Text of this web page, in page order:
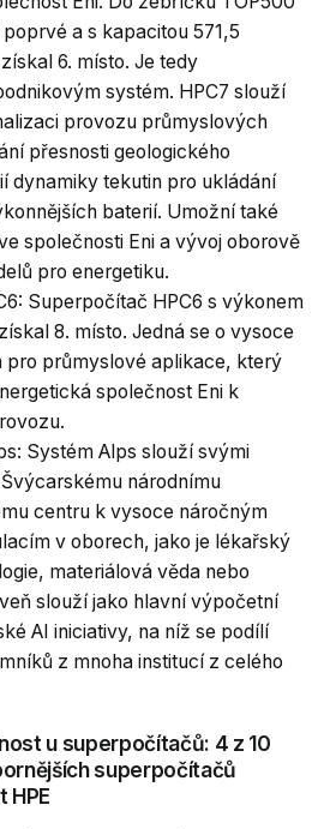
a s kapacitou 571,5
6. místo. Je tedy
systém. HPC7 slouží
provozu průmyslových
přesnosti geologického
dynamiky tekutin pro ukládání
baterií. Umožní také
společnosti Eni a vývoj oborově
pro energetiku.
Superpočítač HPC6 s výkonem
8. místo. Jedná se o vysoce
pro průmyslové aplikace, který
společnost Eni k
Systém Alps slouží svými
národnímu
centru k vysoce náročným
v oborech, jako je lékařský
materiálová věda nebo
slouží jako hlavní výpočetní
AI iniciativy, na níž se podílí
z mnoha institucí z celého
u superpočítačů: 4 z 10
superpočítačů
HPE